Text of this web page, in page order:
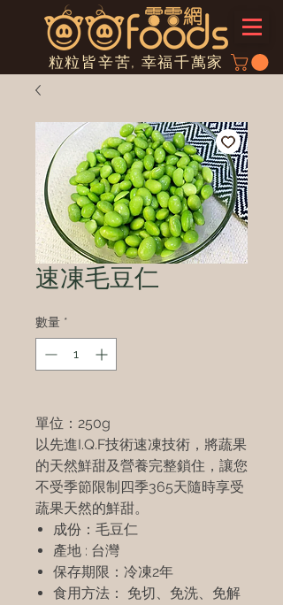
粒粒皆辛苦, 幸福千萬家
速凍毛豆仁
數量 *
單位：250g
以先進I.Q.F技術速凍技術，將蔬果
的天然鮮甜及營養完整鎖住，讓您
不受季節限制四季365天隨時享受
蔬果天然的鮮甜。
成份：毛豆仁
產地 : 台灣
保存期限：冷凍2年
食用方法： 免切、免洗、免解